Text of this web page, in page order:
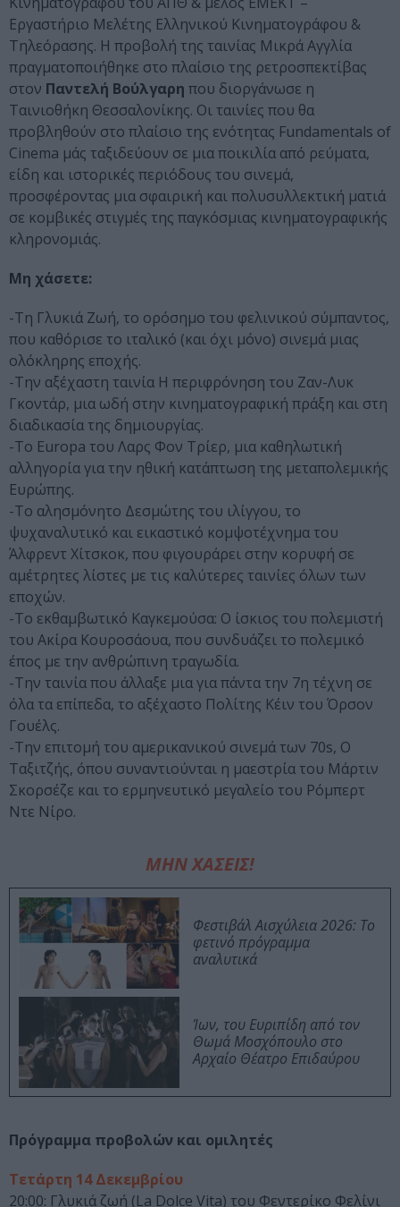
Εργαστήριο Μελέτης Ελληνικού Κινηματογράφου &
Τηλεόρασης. Η προβολή της ταινίας Μικρά Αγγλία
πραγματοποιήθηκε στο πλαίσιο της ρετροσπεκτίβας
στον Παντελή Βούλγαρη που διοργάνωσε η
Ταινιοθήκη Θεσσαλονίκης. Οι ταινίες που θα
προβληθούν στο πλαίσιο της ενότητας Fundamentals of
Cinema μάς ταξιδεύουν σε μια ποικιλία από ρεύματα,
είδη και ιστορικές περιόδους του σινεμά,
προσφέροντας μια σφαιρική και πολυσυλλεκτική ματιά
σε κομβικές στιγμές της παγκόσμιας κινηματογραφικής
κληρονομιάς.
Μη χάσετε:
-Τη Γλυκιά Ζωή, το ορόσημο του φελινικού σύμπαντος,
που καθόρισε το ιταλικό (και όχι μόνο) σινεμά μιας
ολόκληρης εποχής.
-Την αξέχαστη ταινία Η περιφρόνηση του Ζαν-Λυκ
Γκοντάρ, μια ωδή στην κινηματογραφική πράξη και στη
διαδικασία της δημιουργίας.
-Το Europa του Λαρς Φον Τρίερ, μια καθηλωτική
αλληγορία για την ηθική κατάπτωση της μεταπολεμικής
Ευρώπης.
-Το αλησμόνητο Δεσμώτης του ιλίγγου, το
ψυχαναλυτικό και εικαστικό κομψοτέχνημα του
Άλφρεντ Χίτσκοκ, που φιγουράρει στην κορυφή σε
αμέτρητες λίστες με τις καλύτερες ταινίες όλων των
εποχών.
-Το εκθαμβωτικό Καγκεμούσα: Ο ίσκιος του πολεμιστή
του Ακίρα Κουροσάουα, που συνδυάζει το πολεμικό
έπος με την ανθρώπινη τραγωδία.
-Την ταινία που άλλαξε μια για πάντα την 7η τέχνη σε
όλα τα επίπεδα, το αξέχαστο Πολίτης Κέιν του Όρσον
Γουέλς.
-Tην επιτομή του αμερικανικού σινεμά των 70s, Ο
Ταξιτζής, όπου συναντιούνται η μαεστρία του Μάρτιν
Σκορσέζε και το ερμηνευτικό μεγαλείο του Ρόμπερτ
Ντε Νίρο.
ΜΗΝ ΧΑΣΕΙΣ!
Φεστιβάλ Αισχύλεια 2026: Το
φετινό πρόγραμμα
αναλυτικά
Ίων, του Ευριπίδη από τον
Θωμά Μοσχόπουλο στο
Αρχαίο Θέατρο Επιδαύρου
Πρόγραμμα προβολών και ομιλητές
Τετάρτη 14 Δεκεμβρίου
20:00: Γλυκιά ζωή (La Dolce Vita) του Φεντερίκο Φελίνι